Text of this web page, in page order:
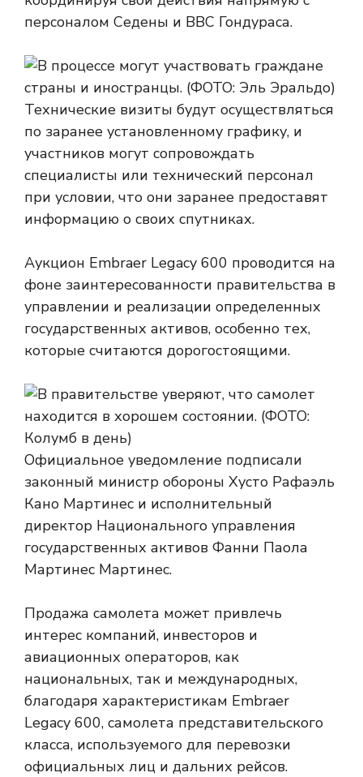
персоналом Седены и ВВС Гондураса.
Технические визиты будут осуществляться
по заранее установленному графику, и
участников могут сопровождать
специалисты или технический персонал
при условии, что они заранее предоставят
информацию о своих спутниках.
Аукцион Embraer Legacy 600 проводится на
фоне заинтересованности правительства в
управлении и реализации определенных
государственных активов, особенно тех,
которые считаются дорогостоящими.
Официальное уведомление подписали
законный министр обороны Хусто Рафаэль
Кано Мартинес и исполнительный
директор Национального управления
государственных активов Фанни Паола
Мартинес Мартинес.
Продажа самолета может привлечь
интерес компаний, инвесторов и
авиационных операторов, как
национальных, так и международных,
благодаря характеристикам Embraer
Legacy 600, самолета представительского
класса, используемого для перевозки
официальных лиц и дальних рейсов.